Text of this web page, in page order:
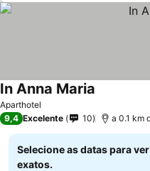
Aparthotel
In Anna Maria
9,4 Excelente 10 a 0.1 km
Selecione as datas para
exatos.